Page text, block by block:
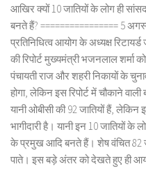
आखिर क्यों 10 जातियों के लोग ही
बनते हैं? ================ 5
प्रतिनिधित्व आयोग के अध्यक्ष
की रिपोर्ट मुख्यमंत्री भजनलाल शर्मा
पंचायती राज और शहरी निकायों के
होगा, लेकिन इस रिपोर्ट में चौकाने
यानी ओबीसी की 92 जातियों हैं, लेकिन
भागीदारी है। यानी इन 10 जातियों के
के प्रमुख आदि बनते हैं। शेष वंचित 82
पाते। इस बड़े अंतर को देखते हुए ही